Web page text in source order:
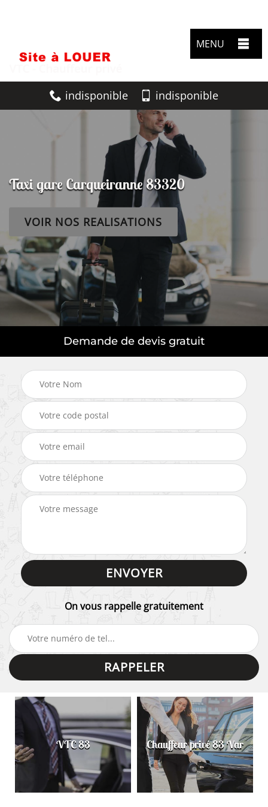
MENU
indisponible indisponible
Taxi gare Carqueiranne 83320
VOIR NOS REALISATIONS
Demande de devis gratuit
On vous rappelle gratuitement
VTC 83 Chauffeur privé 83 Var